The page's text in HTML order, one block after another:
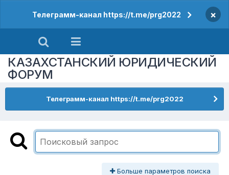
Телеграмм-канал https://t.me/prg2022 ×
КАЗАХСТАНСКИЙ ЮРИДИЧЕСКИЙ
ФОРУМ
Телеграмм-канал https://t.me/prg2022
Больше параметров поиска